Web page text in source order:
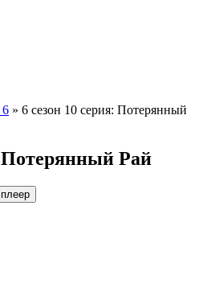
6 » 6 сезон 10 серия: Потерянный
Потерянный Рай